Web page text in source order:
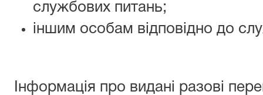
службових питань;
іншим особам відповідно до
Інформація про видані разові